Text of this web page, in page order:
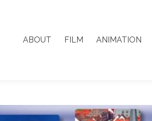
ABOUT FILM ANIMATION